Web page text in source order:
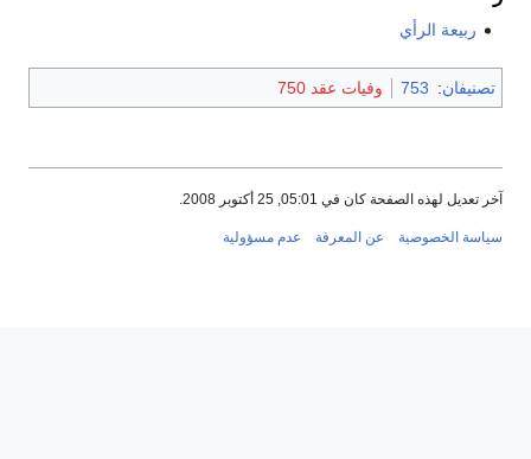
ربيعة الرأي
تصنيفان:
753 وفيات عقد 750
آخر تعديل لهذه الصفحة كان في 05:01, 25 أكتوبر 2008.
سياسة الخصوصية عن المعرفة عدم مسؤولية